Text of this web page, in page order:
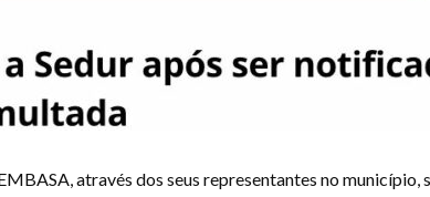
através dos seus representantes no município,